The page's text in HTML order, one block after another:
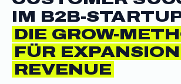
IM B2B-
DIE GROW-
FÜR EXPANSION
REVENUE